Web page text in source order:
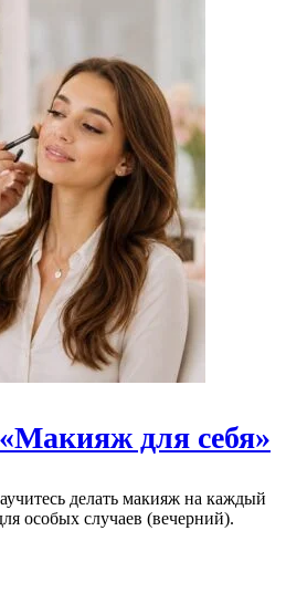
для себя»
делать макияж на каждый
особых случаев (вечерний).